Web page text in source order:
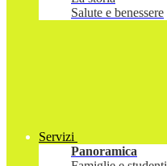
Salute e benessere
Servizi
Panoramica